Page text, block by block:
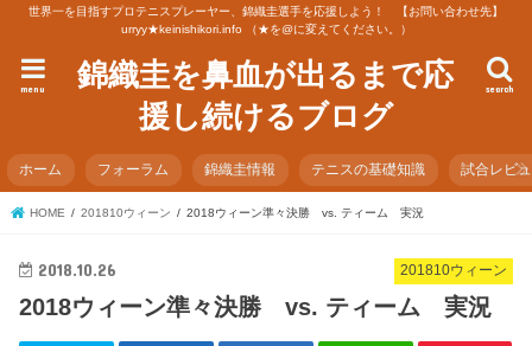
世界一を目指すプロテニスプレーヤー、錦織圭選手を応援しよう！ 【お問い合わせ先】
urryy★keinishikori.info （★を@に変えてください。）
錦織圭を鼻血が出るまで応
援し続けるブログ
search
menu
ホーム フォーラム 錦織圭情報 テニスの基礎知識 試合レビ
HOME 201810ウィーン 2018ウィーン準々決勝 vs. ティーム 実況
201810ウィーン
2018.10.26
2018ウィーン準々決勝 vs. ティーム 実況